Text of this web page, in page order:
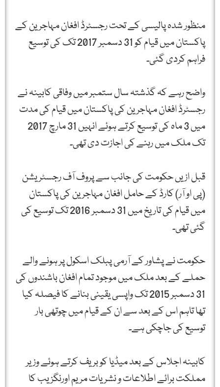
منظور شدہ پالیسی کے تحت رجسٹرڈ افغان مہاجرین کے
پاکستان میں قیام کو 31 دسمبر 2017 تک کی توسیع
فراہم کردی گئی۔
واضح رہے کہ گذشتہ سال ستمبر میں وفاقی کابینہ نے
رجسٹرڈ افغان مہاجرین کی پاکستان میں قیام کی مدت
میں 3 ماہ کی توسیع کرتے ہوئے انہیں 31 مارچ 2017
تک ملک میں رہنے کی اجازت دی تھی۔
قبل ازیں حکومت کی جانب سے پروف آف رجسٹریشن
(پی او آر) کارڈ کے حامل افغان مہاجرین کی پاکستان
میں قیام کی تاریخ میں 31 دسمبر 2016 تک توسیع کی
گئی تھی۔
حکومت نے پشاور کے آرمی پبلک اسکول پر ہونے والے
حملے کے بعد ملک میں موجود تمام افغان باشندوں کی
31 دسمبر 2015 تک واپسی یقینی بنانے کا فیصلہ کیا
تھا تاہم اس کے بعد سے ان کے قیام میں چوتھی بار
توسیع کی جاچکی ہے۔
کابینہ اجلاس کے بعد میڈیا کو بریف کرتے ہوئے وزیر
مملکت برائے اطلاعات و نشریات مریم اورنگزیب کا